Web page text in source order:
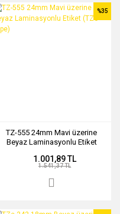
TZ-555 24mm Mavi üzerine
Beyaz Laminasyonlu Etiket
%35
1.001,89 TL
1.541,37 TL